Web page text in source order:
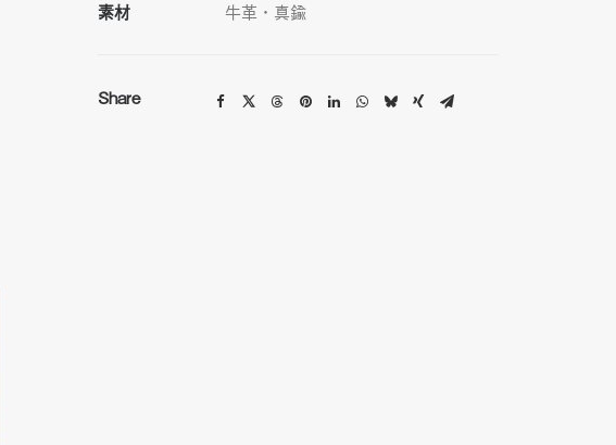
素材
牛革・真鍮
Share